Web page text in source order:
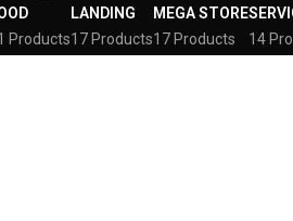
Products
LANDING
17 Products
MEGA STORE
17 Products
14